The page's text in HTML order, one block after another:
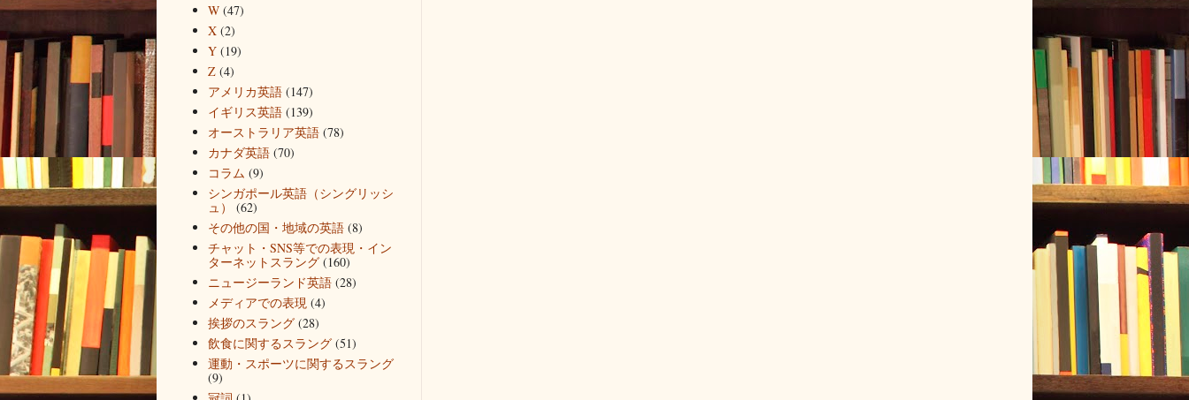
W (47)
X (2)
Y (19)
Z (4)
アメリカ英語 (147)
イギリス英語 (139)
オーストラリア英語 (78)
カナダ英語 (70)
コラム (9)
シンガポール英語（シングリッシ
ュ）
(62)
その他の国・地域の英語 (8)
チャット・SNS等での表現・イン
ターネットスラング (160)
ニュージーランド英語 (28)
メディアでの表現 (4)
挨拶のスラング (28)
飲食に関するスラング (51)
運動・スポーツに関するスラング
(9)